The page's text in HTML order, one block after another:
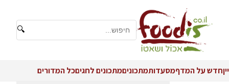
🔍
ייןחדש על המדףמסעדותמתכוניםמתכונים לחגיםכל המדורים